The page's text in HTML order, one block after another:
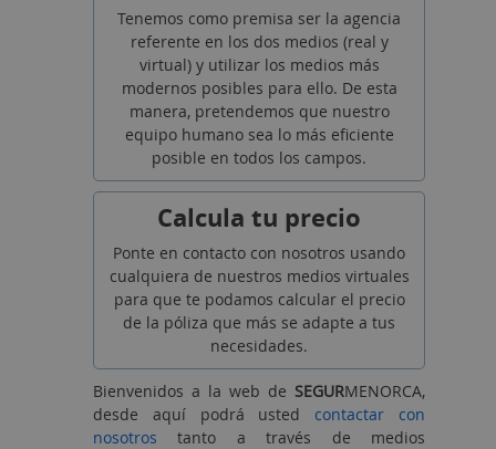
Tenemos como premisa ser la agencia
referente en los dos medios (real y
virtual) y utilizar los medios más
modernos posibles para ello. De esta
manera, pretendemos que nuestro
equipo humano sea lo más eficiente
posible en todos los campos.
Calcula tu precio
Ponte en contacto con nosotros usando
cualquiera de nuestros medios virtuales
para que te podamos calcular el precio
de la póliza que más se adapte a tus
necesidades.
Bienvenidos a la web de SEGURMENORCA,
desde aquí podrá usted contactar con
nosotros tanto a través de medios